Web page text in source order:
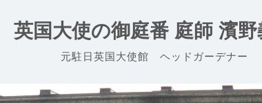
英国大使の御庭番 庭師 濱野
元駐日英国大使館 ヘッドガーデナー